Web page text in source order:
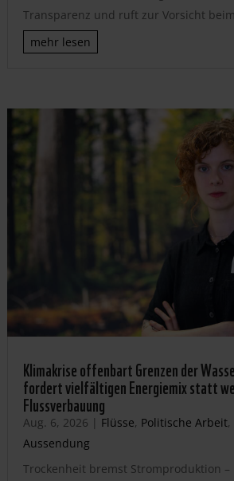
Transparenz und ruft zur Vorsicht
mehr lesen
Klimakrise offenbart Grenzen der
fordert vielfältigen Energiemix statt
Flussverbauung
Aug. 6, 2026 | Flüsse, Politische Arbeit,
Aussendung
Trockenheit bremst Stromproduktion –